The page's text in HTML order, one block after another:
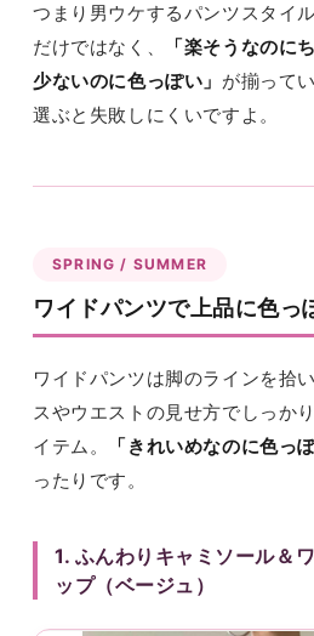
つまり男ウケするパンツスタイ
だけではなく、
「楽そうなのに
少ないのに色っぽい」 が揃って
選ぶと失敗しにくいですよ。
SPRING / SUMMER
ワイドパンツで上品に色っ
ワイドパンツは脚のラインを拾
スやウエストの見せ方でしっか
イテム。
「きれいめなのに色っぽ
ったりです。
1. ふんわりキャミソール＆
ップ（ベージュ）